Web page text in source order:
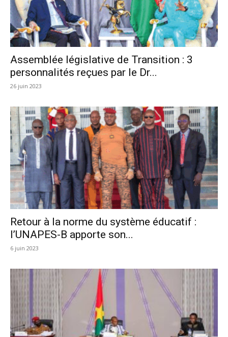
Assemblée législative de Transition : 3
personnalités reçues par le Dr...
26 juin 2023
Retour à la norme du système éducatif :
l’UNAPES-B apporte son...
6 juin 2023